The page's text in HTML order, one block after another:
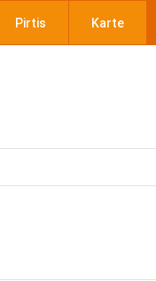
Pirtis Karte